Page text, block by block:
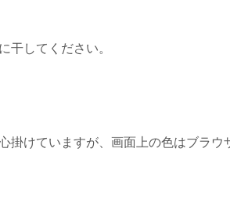
干してください。
けていますが、画面上の色はブラ